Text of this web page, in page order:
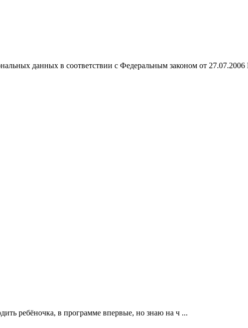
данных в соответствии с Федеральным законом от
ребёночка, в программе впервые, но знаю на ч ...